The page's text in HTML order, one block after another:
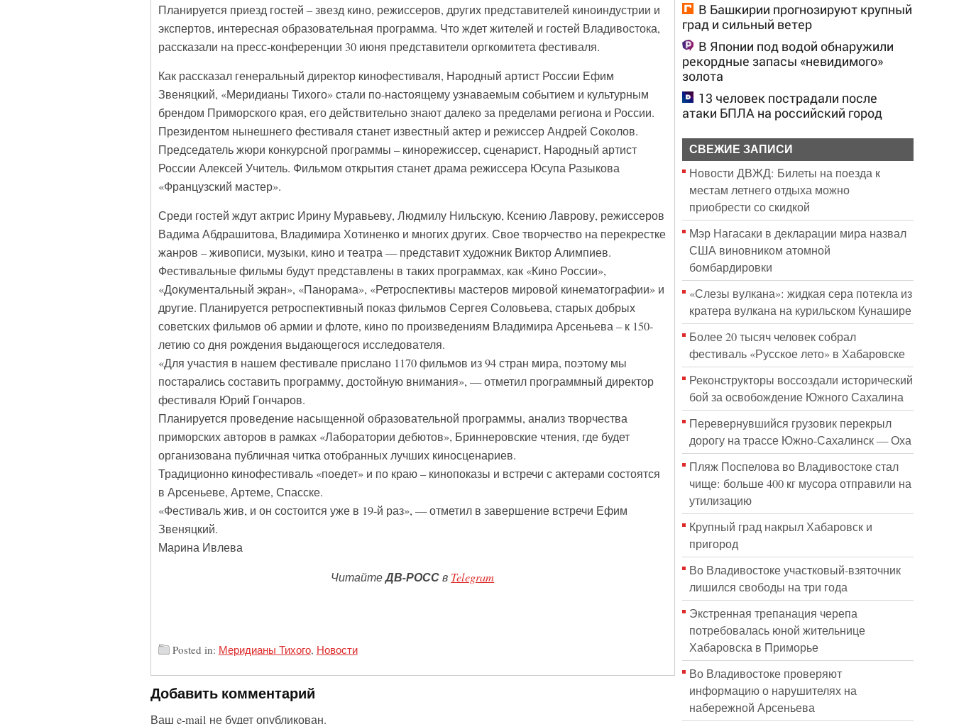
Планируется приезд гостей – звезд кино, режиссеров, других представителей киноиндустрии и
экспертов, интересная образовательная программа. Что ждет жителей и гостей Владивостока,
рассказали на пресс-конференции 30 июня представители оргкомитета фестиваля.
Как рассказал генеральный директор кинофестиваля, Народный артист России Ефим
Звеняцкий, «Меридианы Тихого» стали по-настоящему узнаваемым событием и культурным
брендом Приморского края, его действительно знают далеко за пределами региона и России.
Президентом нынешнего фестиваля станет известный актер и режиссер Андрей Соколов.
Председатель жюри конкурсной программы – кинорежиссер, сценарист, Народный артист
России Алексей Учитель. Фильмом открытия станет драма режиссера Юсупа Разыкова
«Французский мастер».
Среди гостей ждут актрис Ирину Муравьеву, Людмилу Нильскую, Ксению Лаврову, режиссеров
Вадима Абдрашитова, Владимира Хотиненко и многих других. Свое творчество на перекрестке
жанров – живописи, музыки, кино и театра — представит художник Виктор Алимпиев.
Фестивальные фильмы будут представлены в таких программах, как «Кино России»,
«Документальный экран», «Панорама», «Ретроспективы мастеров мировой кинематографии» и
другие. Планируется ретроспективный показ фильмов Сергея Соловьева, старых добрых
советских фильмов об армии и флоте, кино по произведениям Владимира Арсеньева – к 150-
летию со дня рождения выдающегося исследователя.
«Для участия в нашем фестивале прислано 1170 фильмов из 94 стран мира, поэтому мы
постарались составить программу, достойную внимания», — отметил программный директор
фестиваля Юрий Гончаров.
Планируется проведение насыщенной образовательной программы, анализ творчества
приморских авторов в рамках «Лаборатории дебютов», Бриннеровские чтения, где будет
организована публичная читка отобранных лучших киносценариев.
Традиционно кинофестиваль «поедет» и по краю – кинопоказы и встречи с актерами состоятся
в Арсеньеве, Артеме, Спасске.
«Фестиваль жив, и он состоится уже в 19-й раз», — отметил в завершение встречи Ефим
Звеняцкий.
Марина Ивлева
ЧитайтеДВ-РОССв Telegram
Posted in: Меридианы Тихого, Новости
Добавить комментарий
Ваш e-mail не будет опубликован.
В Башкирии прогнозируют крупный
град и сильный ветер
В Японии под водой обнаружили
рекордные запасы «невидимого»
золота
13 человек пострадали после
атаки БПЛА на российский город
СВЕЖИЕ ЗАПИСИ
Новости ДВЖД: Билеты на поезда к
местам летнего отдыха можно
приобрести со скидкой
Мэр Нагасаки в декларации мира назвал
США виновником атомной
бомбардировки
«Слезы вулкана»: жидкая сера потекла из
кратера вулкана на курильском Кунашире
Более 20 тысяч человек собрал
фестиваль «Русское лето» в Хабаровске
Реконструкторы воссоздали исторический
бой за освобождение Южного Сахалина
Перевернувшийся грузовик перекрыл
дорогу на трассе Южно-Сахалинск — Оха
Пляж Поспелова во Владивостоке стал
чище: больше 400 кг мусора отправили на
утилизацию
Крупный град накрыл Хабаровск и
пригород
Во Владивостоке участковый-взяточник
лишился свободы на три года
Экстренная трепанация черепа
потребовалась юной жительнице
Хабаровска в Приморье
Во Владивостоке проверяют
информацию о нарушителях на
набережной Арсеньева